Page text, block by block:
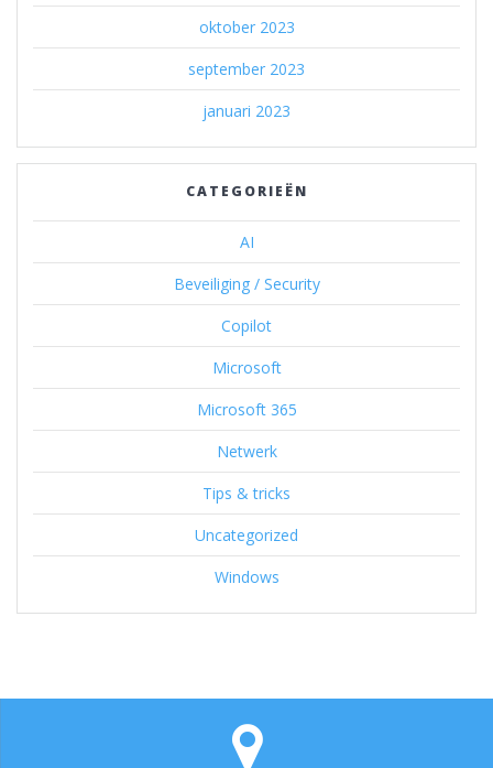
oktober 2023
september 2023
januari 2023
CATEGORIEËN
AI
Beveiliging / Security
Copilot
Microsoft
Microsoft 365
Netwerk
Tips & tricks
Uncategorized
Windows